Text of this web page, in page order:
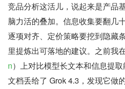
竞品分析这活儿，说起来是产品
脑力活的叠加。信息收集要翻几
逐项对齐、定价策略要挖到隐藏
里提炼出可落地的建议。之前我
n）上对比模型长文本和信息提
文档丢给了 Grok 4.3，发现它做